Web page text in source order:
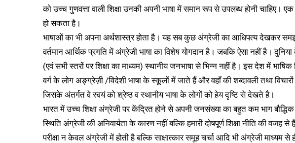
को उच्च गुणवत्ता वाली शिक्षा उनकी अपनी भाषा में समान रूप से उपलब्ध होनी चाहिए।
हो सकता है।
भाषाओं का भी अपना अर्थशास्त्र होता है। यह सब कुछ अंग्रेजी का आधिपत्य देखकर
वर्तमान आर्थिक प्रगति में अंग्रेजी भाषा का विशेष योगदान है। जबकि ऐसा नहीं है।
(एवं सभी स्तरों पर शिक्षा का माध्यम) स्थानीय जनभाषा से भिन्न नहीं है। इस देश में
वर्ग के लोग अङ्ग्रेज़ी /विदेशी भाषा के स्कूलों में जाते हैं और वहाँ की शब्दावली तथा
जिसके अंतर्गत वे स्वयं को श्रेष्ठ व स्थानीय भाषा के लोगों को हेय दृष्टि से देखते है।
भारत में उच्च शिक्षा अंग्रेजी पर केंद्रित होने से अपनी जनसंख्या का बहुत कम भाग
स्थिति अंग्रेजी की अनिवार्यता के कारण नहीं बल्कि हमारी दोषपूर्ण शिक्षा नीति की
परीक्षा न केवल अंग्रेजी में होती है बल्कि साक्षात्कार समूह चर्चा आदि भी अंग्रेजी माध्यम